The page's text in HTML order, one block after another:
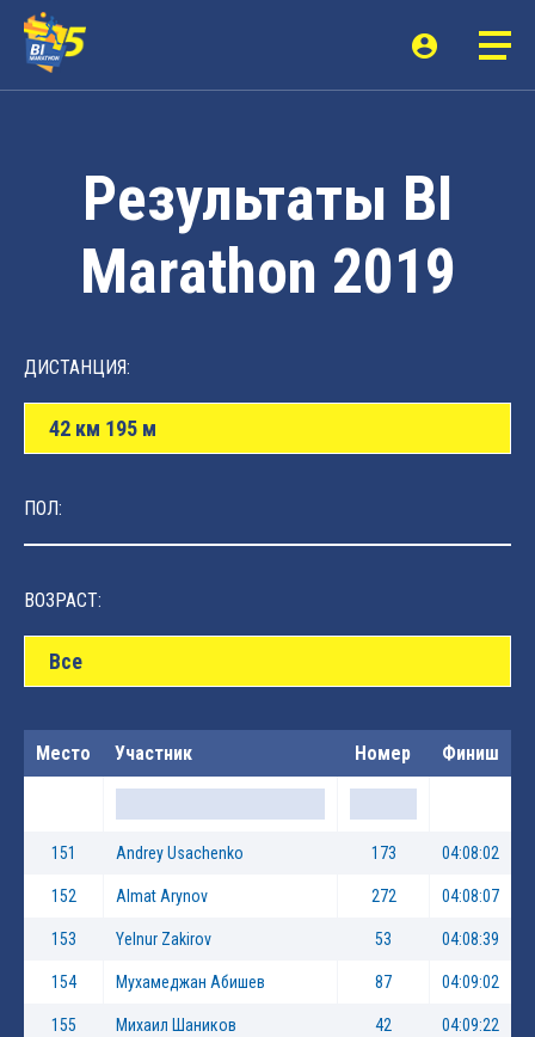
Результаты BI
Marathon 2019
ДИСТАНЦИЯ:
42 км 195 м
ПОЛ:
ВОЗРАСТ:
Все
Место Участник Номер Финиш
151 Andrey Usachenko 173 04:08:02
152 Almat Arynov 272 04:08:07
153 Yelnur Zakirov 53 04:08:39
154 Мухамеджан Абишев 87 04:09:02
155 Михаил Шаников 42 04:09:22